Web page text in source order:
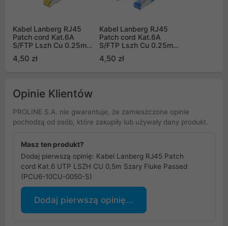
Kabel Lanberg RJ45
Patch cord Kat.6A
S/FTP Lszh Cu 0.25m
4,50 zł
Kabel Lanberg RJ45
Patch cord Kat.6A
S/FTP Lszh Cu 0.25m
4,50 zł
Opinie Klientów
PROLINE S.A. nie gwarantuje, że zamieszczone opinie
pochodzą od osób, które zakupiły lub używały dany produkt.
Masz ten produkt?
Dodaj pierwszą opinię: Kabel Lanberg RJ45 Patch
cord Kat.6 UTP LSZH CU 0,5m Szary Fluke Passed
(PCU6-10CU-0050-S)
Dodaj pierwszą opinię...